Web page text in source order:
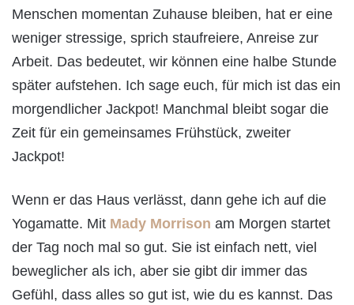
Menschen momentan Zuhause bleiben, hat er eine
weniger stressige, sprich staufreiere, Anreise zur
Arbeit. Das bedeutet, wir können eine halbe Stunde
später aufstehen. Ich sage euch, für mich ist das ein
morgendlicher Jackpot! Manchmal bleibt sogar die
Zeit für ein gemeinsames Frühstück, zweiter
Jackpot!
Wenn er das Haus verlässt, dann gehe ich auf die
Yogamatte. Mit Mady Morrison am Morgen startet
der Tag noch mal so gut. Sie ist einfach nett, viel
beweglicher als ich, aber sie gibt dir immer das
Gefühl, dass alles so gut ist, wie du es kannst. Das